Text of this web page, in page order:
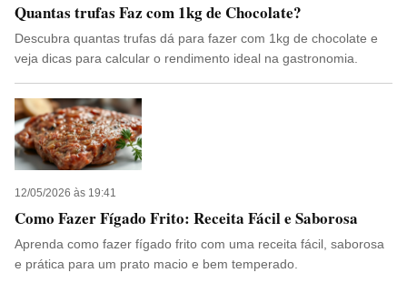
Quantas trufas Faz com 1kg de Chocolate?
Descubra quantas trufas dá para fazer com 1kg de chocolate e
veja dicas para calcular o rendimento ideal na gastronomia.
12/05/2026 às 19:41
Como Fazer Fígado Frito: Receita Fácil e Saborosa
Aprenda como fazer fígado frito com uma receita fácil, saborosa
e prática para um prato macio e bem temperado.